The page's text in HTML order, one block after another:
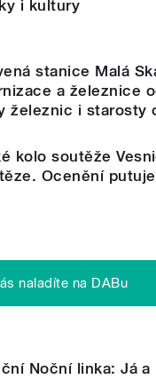
i kultury
stanice Malá
a železnice
železnic i starosty
kolo soutěže
Ocenění
naladíte na DABu
Noční linka: Já